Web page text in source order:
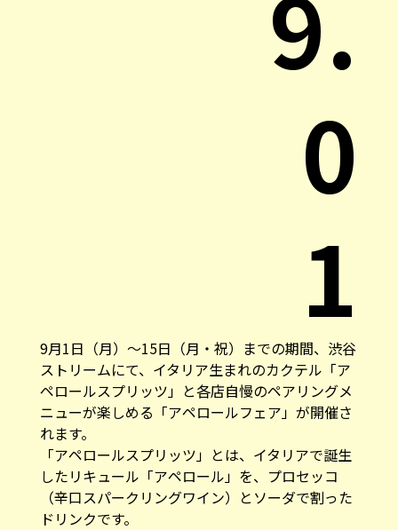
0
1
9月1日（月）〜15日（月・祝）までの期間、渋谷
ストリームにて、イタリア生まれのカクテル「ア
ペロールスプリッツ」と各店自慢のペアリングメ
ニューが楽しめる「アペロールフェア」が開催さ
れます。
「アペロールスプリッツ」とは、イタリアで誕生
したリキュール「アペロール」を、プロセッコ
（辛口スパークリングワイン）とソーダで割った
ドリンクです。